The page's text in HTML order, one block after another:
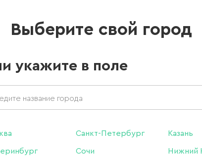
Выберите свой город
укажите в поле
Санкт-Петербург Казань
Сочи Нижний